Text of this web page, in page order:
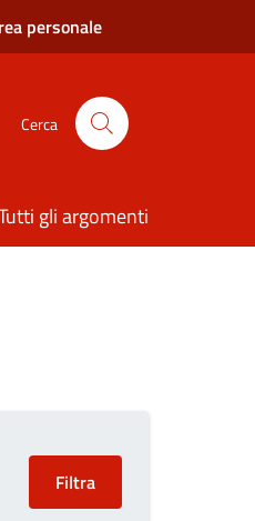
personale
Cerca
gli argomenti